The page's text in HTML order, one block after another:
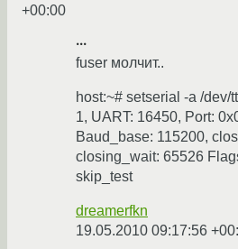
+00:00
...
fuser молчит..
host:~# setserial -a /dev/
1, UART: 16450, Port:
Baud_base: 115200,
closing_wait: 65526
skip_test
dreamerfkn
19.05.2010 09:17:56